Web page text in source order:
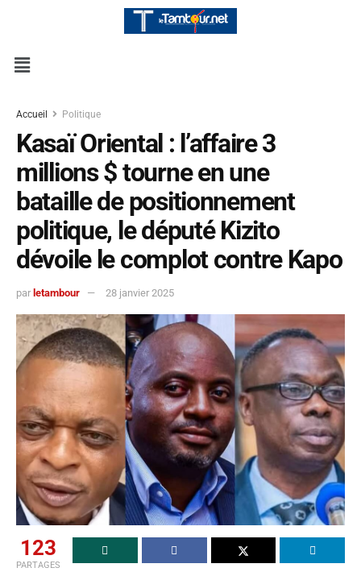
Accueil Politique
Kasaï Oriental : l’affaire 3
millions $ tourne en une
bataille de positionnement
politique, le député Kizito
dévoile le complot contre Kapo
par letambour 28 janvier 2025
123
PARTAGES